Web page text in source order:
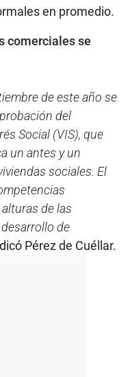
en promedio.
comerciales se
de este año se
del
Social (VIS), que
un antes y un
sociales. El
de las
de
Pérez de Cuéllar.